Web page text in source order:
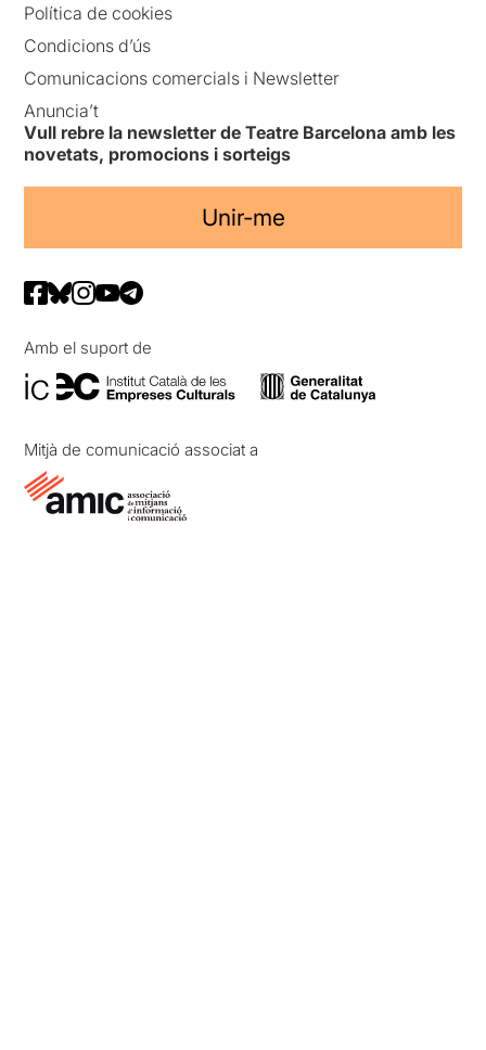
Política de cookies
Condicions d’ús
Comunicacions comercials i Newsletter
Anuncia’t
Vull rebre la newsletter de Teatre Barcelona amb les
novetats, promocions i sorteigs
Unir-me
Amb el suport de
Mitjà de comunicació associat a